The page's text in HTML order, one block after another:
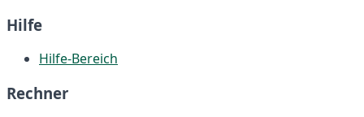
Hilfe
Hilfe-Bereich
Rechner